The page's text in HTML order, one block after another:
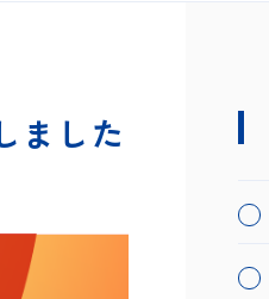
ました